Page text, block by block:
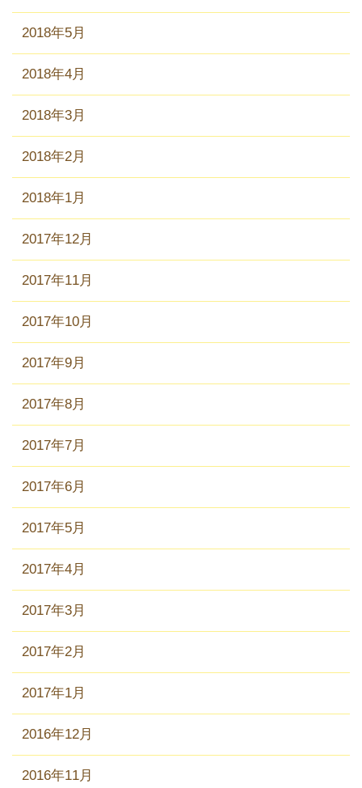
2018年5月
2018年4月
2018年3月
2018年2月
2018年1月
2017年12月
2017年11月
2017年10月
2017年9月
2017年8月
2017年7月
2017年6月
2017年5月
2017年4月
2017年3月
2017年2月
2017年1月
2016年12月
2016年11月